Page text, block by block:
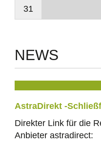
31
NEWS
AstraDirekt -
Direkter Link für die
Anbieter astradirect: